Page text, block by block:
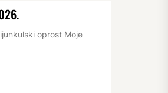
oprost Moje